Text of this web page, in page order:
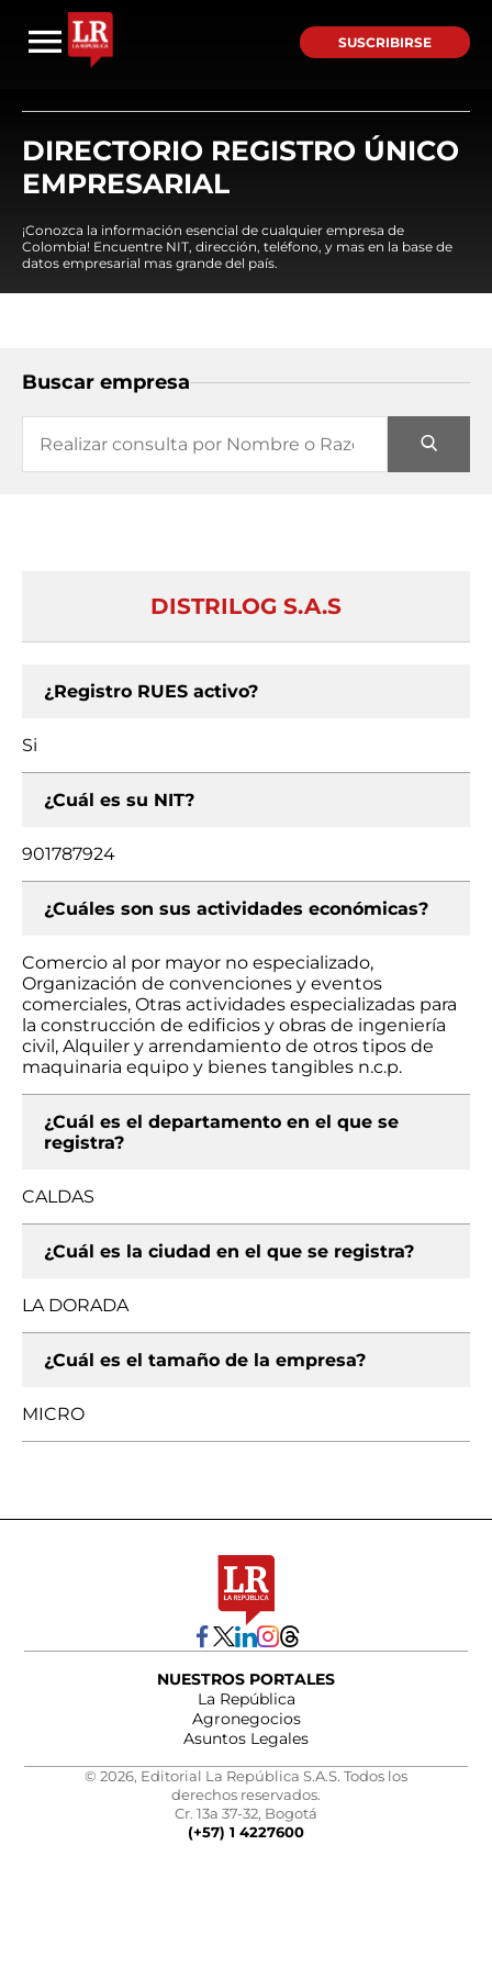
SUSCRIBIRSE
DIRECTORIO REGISTRO ÚNICO
EMPRESARIAL
¡Conozca la información esencial de cualquier empresa de
Colombia! Encuentre NIT, dirección, teléfono, y mas en la base de
datos empresarial mas grande del país.
Buscar empresa
DISTRILOG S.A.S
¿Registro RUES activo?
Si
¿Cuál es su NIT?
901787924
¿Cuáles son sus actividades económicas?
Comercio al por mayor no especializado,
Organización de convenciones y eventos
comerciales, Otras actividades especializadas para
la construcción de edificios y obras de ingeniería
civil, Alquiler y arrendamiento de otros tipos de
maquinaria equipo y bienes tangibles n.c.p.
¿Cuál es el departamento en el que se
registra?
CALDAS
¿Cuál es la ciudad en el que se registra?
LA DORADA
¿Cuál es el tamaño de la empresa?
MICRO
NUESTROS PORTALES
La República
Agronegocios
Asuntos Legales
© 2026, Editorial La República S.A.S. Todos los
derechos reservados.
Cr. 13a 37-32, Bogotá
(+57) 1 4227600